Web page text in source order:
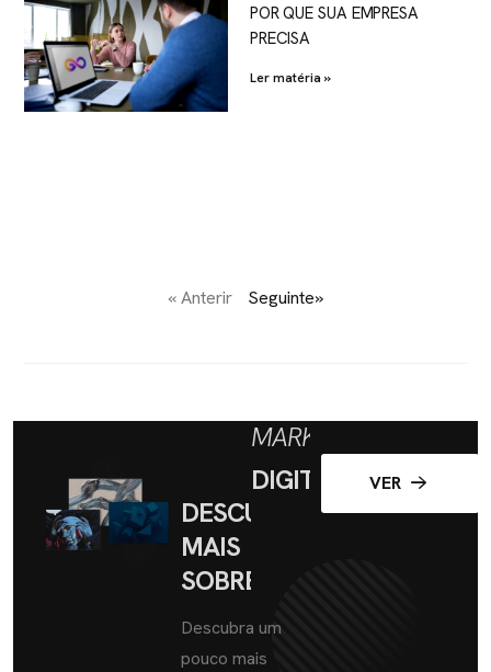
POR QUE SUA EMPRESA
PRECISA
Ler matéria »
« Anterir Seguinte»
DESCUBRA
MAIS
SOBRE
MARKETING
DIGITAL
Descubra um
pouco mais
VER